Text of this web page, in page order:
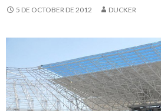
5 DE OCTOBER DE 2012 DUCKER